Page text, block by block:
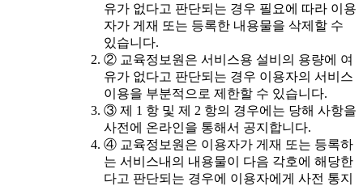
유가 없다고 판단되는 경우 필요에 따라 이용
자가 게재 또는 등록한 내용물을 삭제할 수
있습니다.
② 교육정보원은 서비스용 설비의 용량에 여
유가 없다고 판단되는 경우 이용자의 서비스
이용을 부분적으로 제한할 수 있습니다.
③ 제 1 항 및 제 2 항의 경우에는 당해 사항을
사전에 온라인을 통해서 공지합니다.
④ 교육정보원은 이용자가 게재 또는 등록하
는 서비스내의 내용물이 다음 각호에 해당한
다고 판단되는 경우에 이용자에게 사전 통지